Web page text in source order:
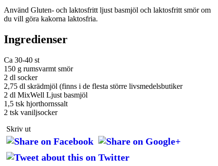
Använd Gluten- och laktosfritt ljust basmjöl och laktosfritt smör om
du vill göra kakorna laktosfria.
Ingredienser
Ca 30-40 st
150 g rumsvarmt smör
2 dl socker
2,75 dl skrädmjöl (finns i de flesta större livsmedelsbutiker
2 dl MixWell Ljust basmjöl
1,5 tsk hjorthornssalt
2 tsk vaniljsocker
Skriv ut